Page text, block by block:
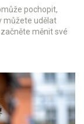
pochopit,
můžete udělat
měnit své